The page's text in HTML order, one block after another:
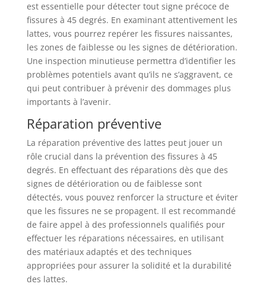
est essentielle pour détecter tout signe précoce de
fissures à 45 degrés. En examinant attentivement les
lattes, vous pourrez repérer les fissures naissantes,
les zones de faiblesse ou les signes de détérioration.
Une inspection minutieuse permettra d’identifier les
problèmes potentiels avant qu’ils ne s’aggravent, ce
qui peut contribuer à prévenir des dommages plus
importants à l’avenir.
Réparation préventive
La réparation préventive des lattes peut jouer un
rôle crucial dans la prévention des fissures à 45
degrés. En effectuant des réparations dès que des
signes de détérioration ou de faiblesse sont
détectés, vous pouvez renforcer la structure et éviter
que les fissures ne se propagent. Il est recommandé
de faire appel à des professionnels qualifiés pour
effectuer les réparations nécessaires, en utilisant
des matériaux adaptés et des techniques
appropriées pour assurer la solidité et la durabilité
des lattes.